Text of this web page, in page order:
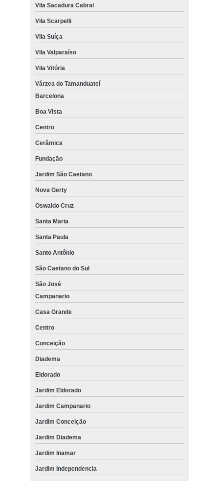
Vila Sacadura Cabral
Vila Scarpelli
Vila Suíça
Vila Valparaíso
Vila Vitória
Várzea do Tamanduateí
Barcelona
Boa Vista
Centro
Cerâmica
Fundação
Jardim São Caetano
Nova Gerty
Oswaldo Cruz
Santa Maria
Santa Paula
Santo Antônio
São Caetano do Sul
São José
Campanario
Casa Grande
Centro
Conceição
Diadema
Eldorado
Jardim Eldorado
Jardim Campanario
Jardim Conceição
Jardim Diadema
Jardim Inamar
Jardim Independencia